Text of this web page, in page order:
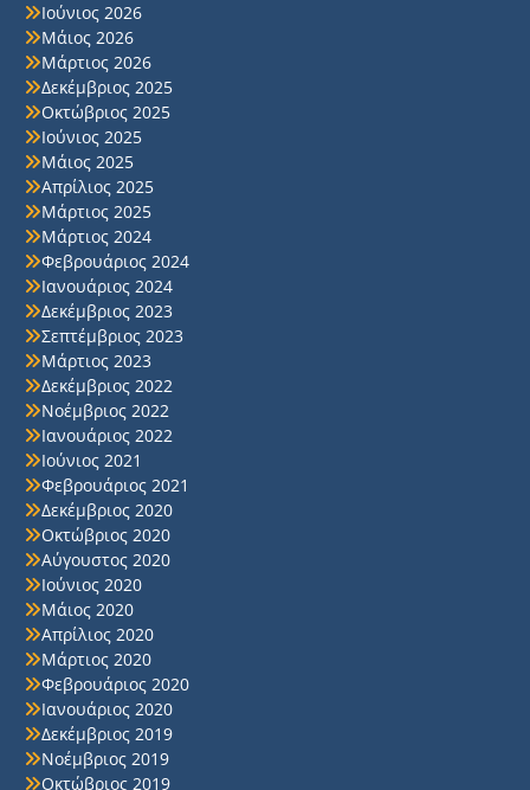
Ιούνιος 2026
Μάιος 2026
Μάρτιος 2026
Δεκέμβριος 2025
Οκτώβριος 2025
Ιούνιος 2025
Μάιος 2025
Απρίλιος 2025
Μάρτιος 2025
Μάρτιος 2024
Φεβρουάριος 2024
Ιανουάριος 2024
Δεκέμβριος 2023
Σεπτέμβριος 2023
Μάρτιος 2023
Δεκέμβριος 2022
Νοέμβριος 2022
Ιανουάριος 2022
Ιούνιος 2021
Φεβρουάριος 2021
Δεκέμβριος 2020
Οκτώβριος 2020
Αύγουστος 2020
Ιούνιος 2020
Μάιος 2020
Απρίλιος 2020
Μάρτιος 2020
Φεβρουάριος 2020
Ιανουάριος 2020
Δεκέμβριος 2019
Νοέμβριος 2019
Οκτώβριος 2019